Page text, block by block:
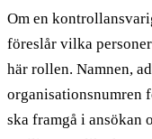
Om en
föreslår vilka
här rollen. Namnen,
organisationsnumren
ska framgå i ansökan